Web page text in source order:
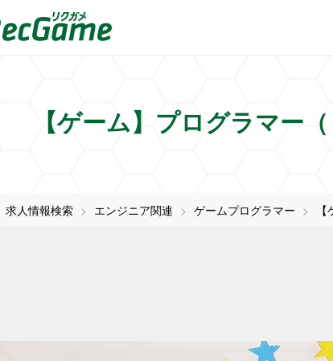
【ゲーム】プログラマー
求人情報検索 エンジニア関連 ゲームプログラマー